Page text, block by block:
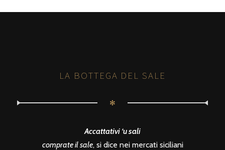
LA BOTTEGA DEL SALE
✻
Accattativi ‘u sali
comprate il sale, si dice nei mercati siciliani